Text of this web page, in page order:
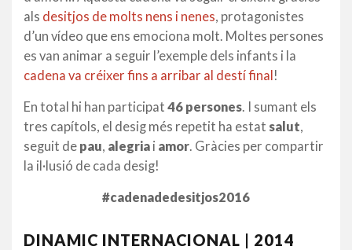
als desitjos de molts nens i nenes, protagonistes
d’un vídeo que ens emociona molt. Moltes persones
es van animar a seguir l’exemple dels infants i la
cadena va créixer fins a arribar al destí final!
En total hi han participat 46 persones. I sumant els
tres capítols, el desig més repetit ha estat salut,
seguit de pau, alegria i amor. Gràcies per compartir
la il·lusió de cada desig!
#cadenadedesitjos2016
DINAMIC INTERNACIONAL | 2014